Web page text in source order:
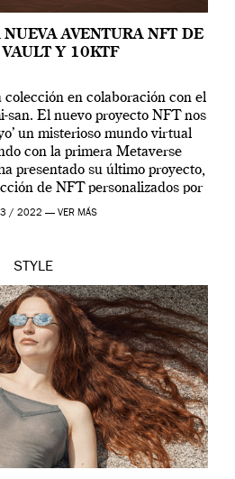
NUEVA AVENTURA NFT DE
Y 10KTF
en colaboración con el
san. El nuevo proyecto NFT nos
un misterioso mundo virtual
con la primera Metaverse
presentado su último proyecto,
de NFT personalizados por
creativo de la casa italiana
/ 2022 — VER MÁS
STYLE